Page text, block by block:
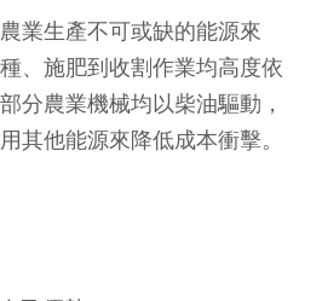
業生產不可或缺的能源來
、施肥到收割作業均高度依
分農業機械均以柴油驅動，
其他能源來降低成本衝擊。